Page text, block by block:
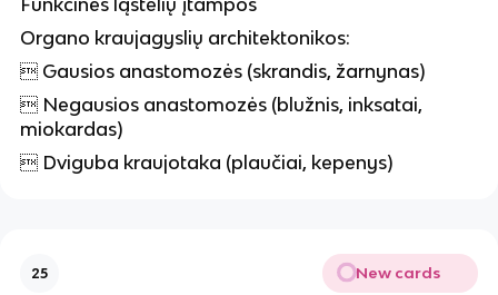
Funkcinės ląstelių įtampos
Organo kraujagyslių architektonikos:
 Gausios anastomozės (skrandis, žarnynas)
 Negausios anastomozės (blužnis, inksatai,
miokardas)
 Dviguba kraujotaka (plaučiai, kepenys)
25 New cards